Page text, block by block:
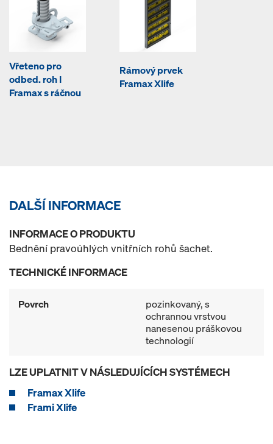
Vřeteno pro
odbed. roh I
Framax s ráčnou
Rámový prvek
Framax Xlife
DALŠÍ INFORMACE
INFORMACE O PRODUKTU
Bednění pravoúhlých vnitřních rohů šachet.
TECHNICKÉ INFORMACE
Povrch
pozinkovaný, s
ochrannou vrstvou
nanesenou práškovou
technologií
LZE UPLATNIT V NÁSLEDUJÍCÍCH SYSTÉMECH
Framax Xlife
Frami Xlife